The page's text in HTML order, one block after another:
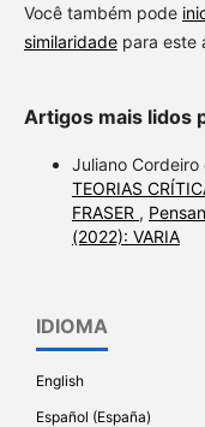
Você também pode
similaridadepara este
Artigos mais lidos
Juliano Cordeiro
TEORIAS
FRASER ,
(2022): VARIA
IDIOMA
English
Español (España)